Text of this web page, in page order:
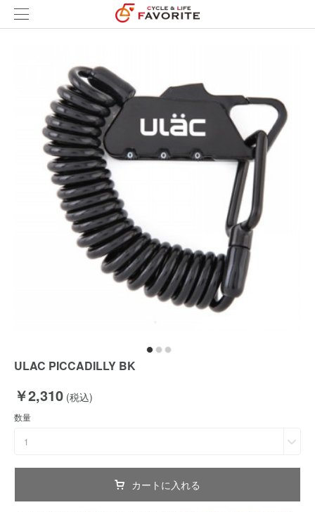
ULAC PICCADILLY BK
￥2,310 (税込)
数量
1
カートに入れる